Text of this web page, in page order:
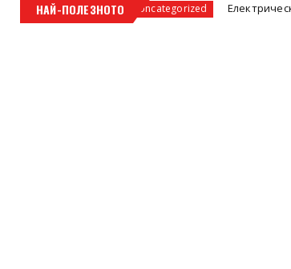
НАЙ-ПОЛЕЗНОТО
Uncategorized Електрическите